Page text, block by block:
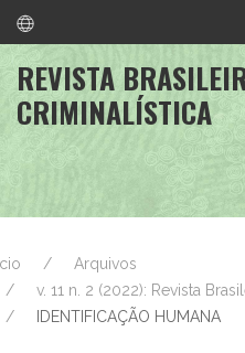
REVISTA
CRIMINALÍSTICA
Arquivos
v. 11 n. 2 (2022): Revista
IDENTIFICAÇÃO HUMANA